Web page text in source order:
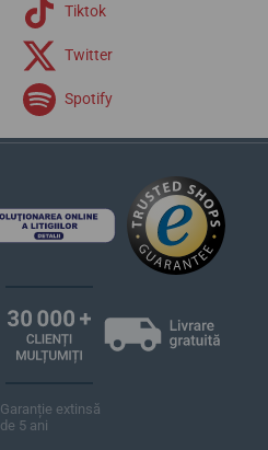
Tiktok
Twitter
Spotify
Garanție extinsă
de 5 ani